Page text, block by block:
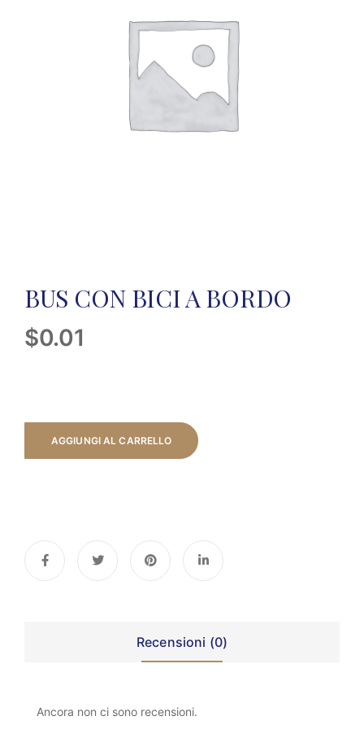
BUS CON BICI A BORDO
$0.01
AGGIUNGI AL CARRELLO
Recensioni (0)
Ancora non ci sono recensioni.